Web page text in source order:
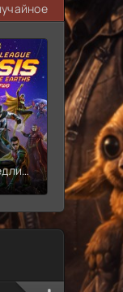
на
8.889
Новая
смена